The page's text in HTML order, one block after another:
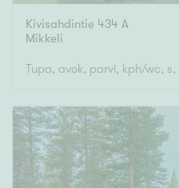
Rakennusvuosi
Kivisahdintie 434 A
Mikkeli
Tupa, avok, parvi, kph/wc,